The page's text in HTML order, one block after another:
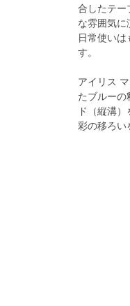
合したテー
な雰囲気に
日常使い
す。
アイリス
たブルー
ド（縦溝
彩の移ろい